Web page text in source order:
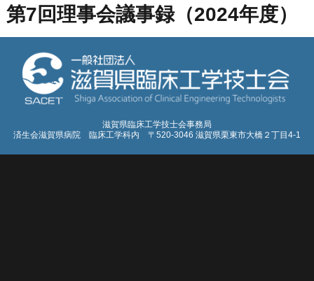
第7回理事会議事録（2024年度）
滋賀県臨床工学技士会事務局
済生会滋賀県病院 臨床工学科内 〒520-3046 滋賀県栗東市大橋２丁目4-1